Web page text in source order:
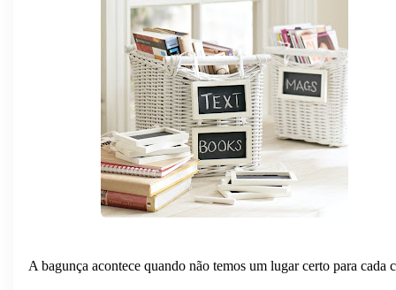
A bagunça acontece quando não temos um lugar certo para cada